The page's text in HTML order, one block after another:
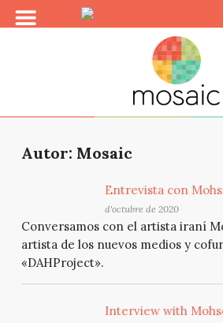
Autor: Mosaic
Entrevista con
d'octubre de 2020
Conversamos con el artista iraní
artista de los nuevos medios y
«DAHProject».
Interview with